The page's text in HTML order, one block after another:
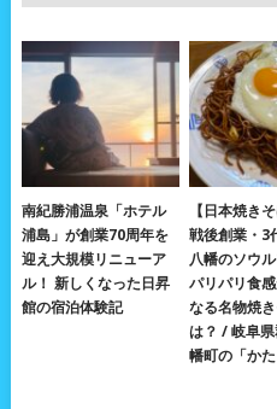
南紀勝浦温泉「ホテル
浦島」が創業70周年を
迎え大規模リニューア
ル！ 新しくなった日昇
館の宿泊体験記
【日本焼き
戦後創業・3
八幡のソウル
パリパリ食
なる名物焼
は？ / 岐阜
幡町の「かた